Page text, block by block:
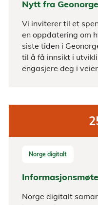
Nytt fra Geonorge
Vi inviterer til et
en oppdatering om
siste tiden i
til å få innsikt i
engasjere deg i
Norge digitalt
Norge digitalt